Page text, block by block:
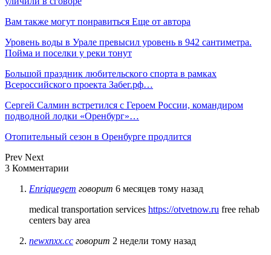
Вам также могут понравиться Еще от автора
Уровень воды в Урале превысил уровень в 942 сантиметра.
Пойма и поселки у реки тонут
Большой праздник любительского спорта в рамках
Всероссийского проекта Забег.рф…
Сергей Салмин встретился с Героем России, командиром
подводной лодки «Оренбург»…
Отопительный сезон в Оренбурге продлится
Prev Next
3 Комментарии
Enriquegem говорит 6 месяцев тому назад
medical transportation services https://otvetnow.ru free rehab
centers bay area
newxnxx.cc говорит 2 недели тому назад